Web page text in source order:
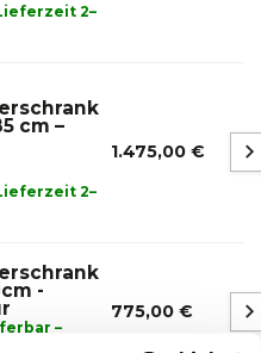
2–
cm –
2–
1.475,00 €
-
–
775,00 €